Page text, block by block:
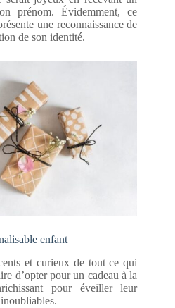
prénom. Évidemment, ce
une reconnaissance de
de son identité.
enfant
et curieux de tout ce qui
d’opter pour un cadeau à la
pour éveiller leur